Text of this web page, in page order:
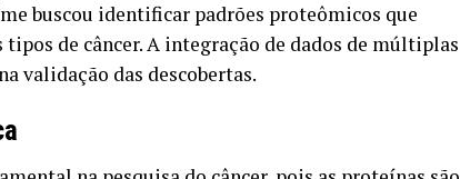
buscou identificar padrões proteômicos que
de câncer. A integração de dados de múltiplas
validação das descobertas.